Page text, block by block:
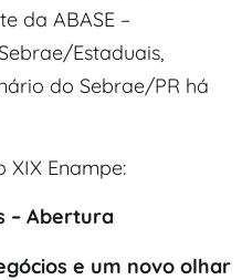
da ABASE –
Estaduais,
do Sebrae/PR há
Enampe:
– Abertura
e um novo olhar